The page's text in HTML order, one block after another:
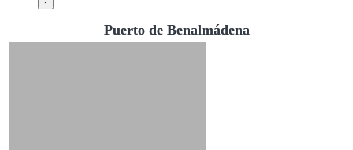
Puerto de Benalmádena